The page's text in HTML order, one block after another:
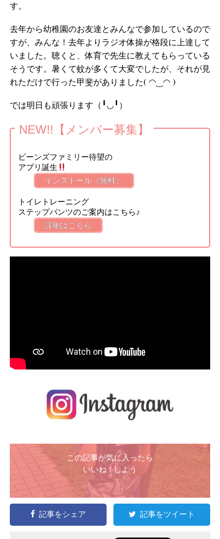
す。
去年から幼稚園のお友達とみんなで参加しているので
すが、みんな！去年よりラジオ体操が格段に上達して
いました。聴くと、体育で先生に教えてもらっている
そうです。暑くて蚊が多くて大変でしたが、それが見
れただけで行った甲斐がありました( ◠‿◠ )
では明日も頑張ります（╹◡╹）
NEW!!【メンバー募集】
ビーンズファミリー待望の
アプリ誕生
インストール（無料）
トイレトレーニング
ステップパンツのご案内はこちら♪
詳細はこちら
この記事が気に入ったら
いいね ! しよう
記事をシェア 記事をツイート